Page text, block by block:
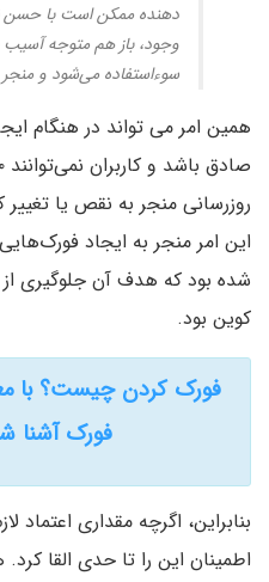
دهنده ممکن است با حسن
وجود، باز هم متوجه
سوءاستفاده می‌شود و
همین امر می تواند در هنگام
روزرسانی منجر به نقص یا
شده بود که هدف آن جلوگیری
کوین بود.
فورک کردن چیست؟‌ با
فورک آشنا
بنابراین، اگرچه مقداری اعتماد
اطمینان این را تا حدی القا